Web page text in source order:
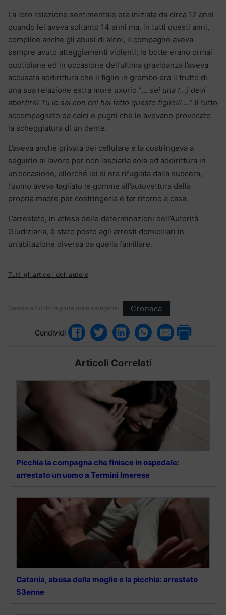
La loro relazione sentimentale era iniziata da circa 17 anni
quando lei aveva soltanto 14 anni ma, in tutti questi anni,
complice anche gli abusi di alcol, il compagno aveva
sempre avuto atteggiamenti violenti, le botte erano ormai
quotidiane ed in occasione dell’ultima gravidanza l’aveva
accusata addirittura che il figlio in grembo era il frutto di
una sua relazione extra more uxorio “… sei una (…) devi
abortire! Tu lo sai con chi hai fatto questo figlio!!! …” il tutto
accompagnato da calci e pugni che le avevano provocato
la scheggiatura di un dente.
L’aveva anche privata del cellulare e la costringeva a
seguirlo al lavoro per non lasciarla sola ed addirittura in
un’occasione, allorché lei si era rifugiata dalla suocera,
l’uomo aveva tagliato le gomme all’autovettura della
propria madre per costringerla e far ritorno a casa.
L’arrestato, in attesa delle determinazioni dell’Autorità
Giudiziaria, è stato posto agli arresti domiciliari in
un’abitazione diversa da quella familiare.
Tutti gli articoli dell'autore
Questo articolo fa parte delle categorie: Cronaca
Condividi
Articoli Correlati
Picchia la compagna che finisce in ospedale:
arrestato un uomo a Termini Imerese
Catania, abusa della moglie e la picchia: arrestato
53enne